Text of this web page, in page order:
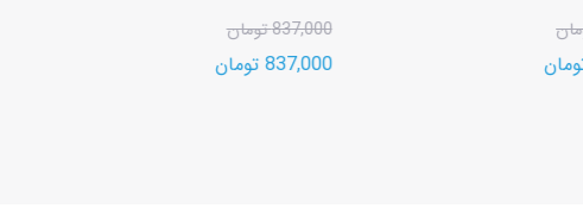
837,000 تومان
837,000 تومان